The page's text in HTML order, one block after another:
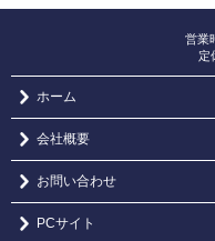
営業
定
ホーム
会社概要
お問い合わせ
PCサイト